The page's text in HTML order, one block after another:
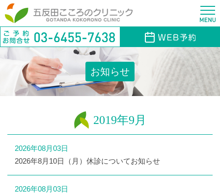
お知らせ
2019年9月
2026年08月03日
2026年8月10日（月）休診についてお知らせ
2026年08月03日